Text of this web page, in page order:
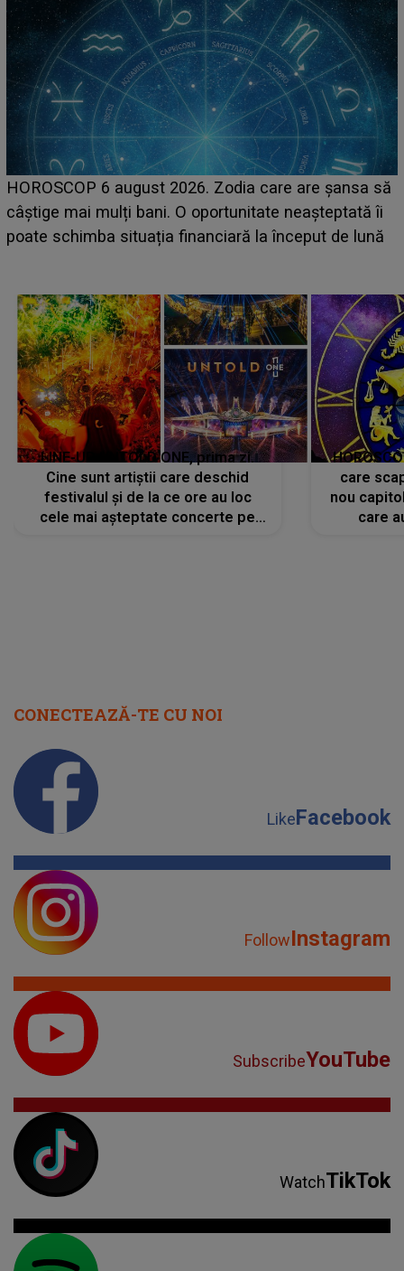
să
îi
LINE-UP UNTOLD ONE, ziua 2. La ce oră urcă pe
scena principală a festivalului Zara Larsson?
suedeză a ajuns deja în România și s-a filmat din
LINE-UP UNTOLD ONE, prima zi.
Cine sunt artiștii care deschid
festivalul și de la ce ore au loc
cele mai așteptate concerte pe
care
nou
care
CONECTEAZĂ-TE CU NOI
LikeFacebook
FollowInstagram
SubscribeYouTube
WatchTikTok